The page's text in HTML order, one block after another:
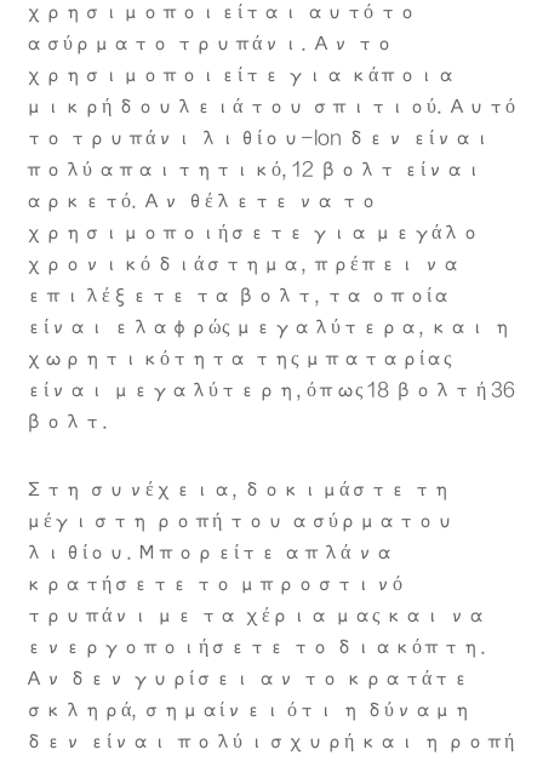
χρησιμοποιείται αυτό το
ασύρματο τρυπάνι. Αν το
χρησιμοποιείτε για κάποια
μικρή δουλειά του σπιτιού. Αυτό
το τρυπάνι λιθίου-lon δεν είναι
πολύ απαιτητικό, 12 βολτ είναι
αρκετό. Αν θέλετε να το
χρησιμοποιήσετε για μεγάλο
χρονικό διάστημα, πρέπει να
επιλέξετε τα βολτ, τα οποία
είναι ελαφρώς μεγαλύτερα, και η
χωρητικότητα της μπαταρίας
είναι μεγαλύτερη, όπως 18 βολτ ή 36
βολτ.
Στη συνέχεια, δοκιμάστε τη
μέγιστη ροπή του ασύρματου
λιθίου. Μπορείτε απλά να
κρατήσετε το μπροστινό
τρυπάνι με τα χέρια μας και να
ενεργοποιήσετε το διακόπτη.
Αν δεν γυρίσει αν το κρατάτε
σκληρά, σημαίνει ότι η δύναμη
δεν είναι πολύ ισχυρή και η ροπή